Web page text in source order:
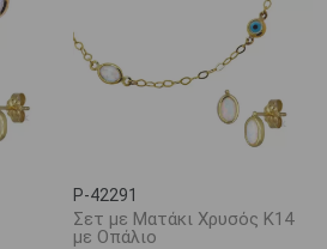
P-42291
Σετ με Ματάκι Χρυσός Κ14
με Οπάλιο